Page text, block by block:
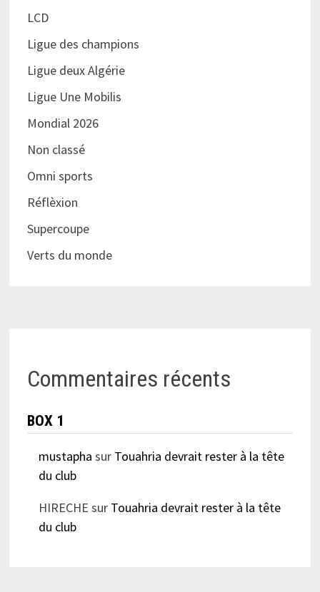
LCD
Ligue des champions
Ligue deux Algérie
Ligue Une Mobilis
Mondial 2026
Non classé
Omni sports
Réflèxion
Supercoupe
Verts du monde
Commentaires récents
BOX 1
mustapha sur Touahria devrait rester à la tête
du club
HIRECHE sur Touahria devrait rester à la tête
du club